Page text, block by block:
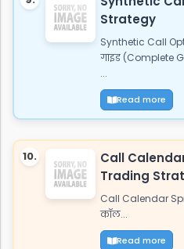
Strategy
Synthetic Call
गाइड (Complete
...
Read more
10.
Call
Trading
Call Calendar
कॉल...
Read more